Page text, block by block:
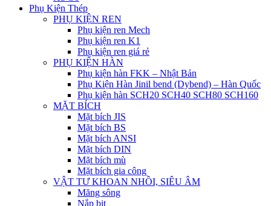
Phụ Kiện Thép
PHỤ KIỆN REN
Phụ kiện ren Mech
Phụ kiện ren K1
Phụ kiện ren giá rẻ
PHỤ KIỆN HÀN
Phụ kiện hàn FKK – Nhật Bản
Phụ Kiện Hàn Jinil bend (Dybend) – Hàn Quốc
Phụ kiện hàn SCH20 SCH40 SCH80 SCH160
MẶT BÍCH
Mặt bích JIS
Mặt bích BS
Mặt bích ANSI
Mặt bích DIN
Mặt bích mù
Mặt bích gia công
VẬT TƯ KHOAN NHỒI, SIÊU ÂM
Măng sông
Nắp bịt